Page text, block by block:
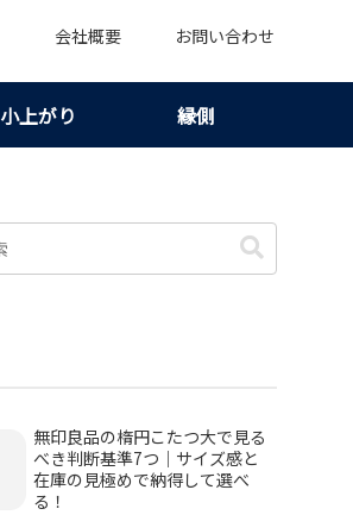
会社概要 お問い合わせ
小上がり 縁側
無印良品の楕円こたつ大で見る
べき判断基準7つ｜サイズ感と
在庫の見極めで納得して選べ
る！